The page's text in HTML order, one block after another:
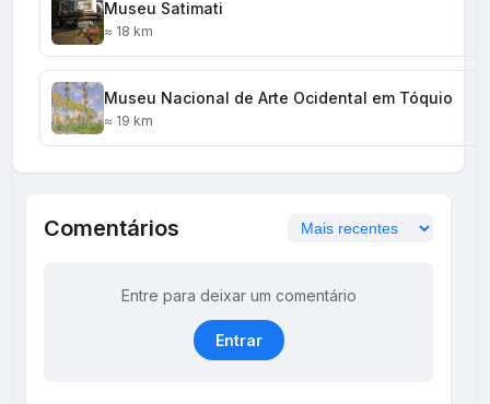
Museu Satimati
≈ 18 km
Museu Nacional de Arte Ocidental em Tóquio
≈ 19 km
Comentários
Entre para deixar um comentário
Entrar